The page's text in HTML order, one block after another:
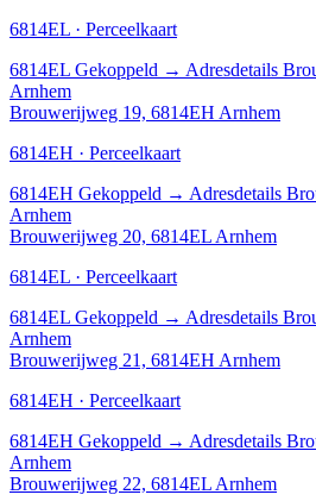
6814EL · Perceelkaart
6814EL Gekoppeld → Adresdetails
Arnhem
Brouwerijweg 19, 6814EH Arnhem
6814EH · Perceelkaart
6814EH Gekoppeld → Adresdetails
Arnhem
Brouwerijweg 20, 6814EL Arnhem
6814EL · Perceelkaart
6814EL Gekoppeld → Adresdetails
Arnhem
Brouwerijweg 21, 6814EH Arnhem
6814EH · Perceelkaart
6814EH Gekoppeld → Adresdetails
Arnhem
Brouwerijweg 22, 6814EL Arnhem